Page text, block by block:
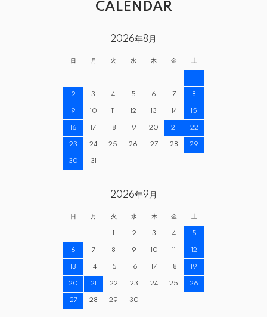
CALENDAR
2026年8月
日 月 火 水 木 金 土
1
2 3 4 5 6 7 8
9 10 11 12 13 14 15
16 17 18 19 20 21 22
23 24 25 26 27 28 29
30 31
2026年9月
日 月 火 水 木 金 土
1 2 3 4 5
6 7 8 9 10 11 12
13 14 15 16 17 18 19
20 21 22 23 24 25 26
27 28 29 30